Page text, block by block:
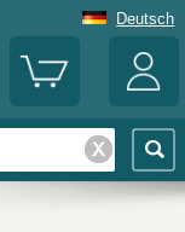
Deutsch